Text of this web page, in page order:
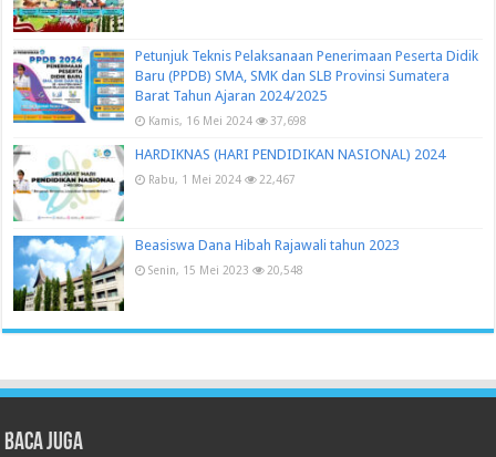
Petunjuk Teknis Pelaksanaan Penerimaan Peserta Didik
Baru (PPDB) SMA, SMK dan SLB Provinsi Sumatera
Barat Tahun Ajaran 2024/2025
Kamis, 16 Mei 2024 37,698
HARDIKNAS (HARI PENDIDIKAN NASIONAL) 2024
Rabu, 1 Mei 2024 22,467
Beasiswa Dana Hibah Rajawali tahun 2023
Senin, 15 Mei 2023 20,548
Baca juga